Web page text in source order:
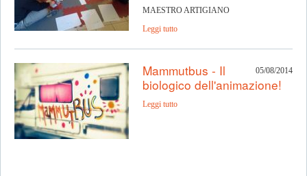
MAESTRO ARTIGIANO
Leggi tutto
05/08/2014
Mammutbus - Il
biologico dell'animazione!
Leggi tutto